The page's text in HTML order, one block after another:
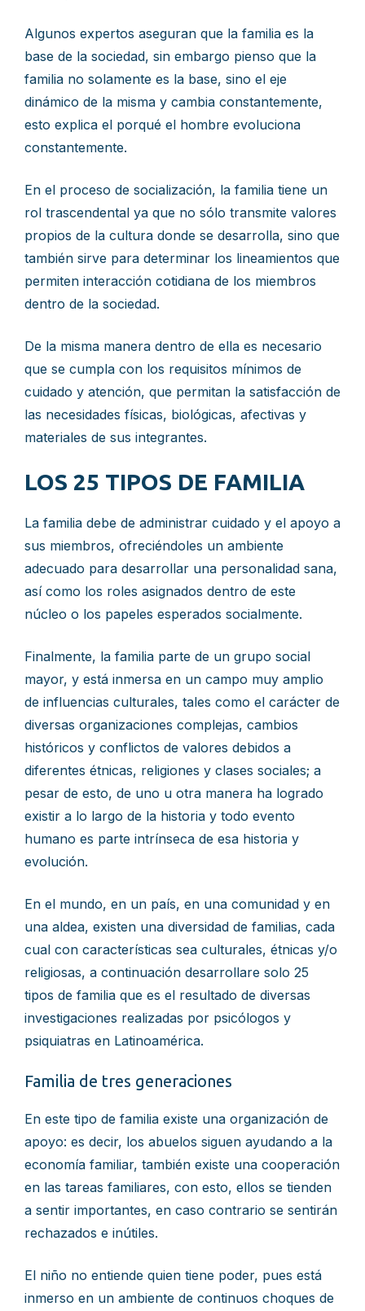
Algunos expertos aseguran que la familia es la
base de la sociedad, sin embargo pienso que la
familia no solamente es la base, sino el eje
dinámico de la misma y cambia constantemente,
esto explica el porqué el hombre evoluciona
constantemente.
En el proceso de socialización, la familia tiene un
rol trascendental ya que no sólo transmite valores
propios de la cultura donde se desarrolla, sino que
también sirve para determinar los lineamientos que
permiten interacción cotidiana de los miembros
dentro de la sociedad.
De la misma manera dentro de ella es necesario
que se cumpla con los requisitos mínimos de
cuidado y atención, que permitan la satisfacción de
las necesidades físicas, biológicas, afectivas y
materiales de sus integrantes.
LOS 25 TIPOS DE FAMILIA
La familia debe de administrar cuidado y el apoyo a
sus miembros, ofreciéndoles un ambiente
adecuado para desarrollar una personalidad sana,
así como los roles asignados dentro de este
núcleo o los papeles esperados socialmente.
Finalmente, la familia parte de un grupo social
mayor, y está inmersa en un campo muy amplio
de influencias culturales, tales como el carácter de
diversas organizaciones complejas, cambios
históricos y conflictos de valores debidos a
diferentes étnicas, religiones y clases sociales; a
pesar de esto, de uno u otra manera ha logrado
existir a lo largo de la historia y todo evento
humano es parte intrínseca de esa historia y
evolución.
En el mundo, en un país, en una comunidad y en
una aldea, existen una diversidad de familias, cada
cual con características sea culturales, étnicas y/o
religiosas, a continuación desarrollare solo 25
tipos de familia que es el resultado de diversas
investigaciones realizadas por psicólogos y
psiquiatras en Latinoamérica.
Familia de tres generaciones
En este tipo de familia existe una organización de
apoyo: es decir, los abuelos siguen ayudando a la
economía familiar, también existe una cooperación
en las tareas familiares, con esto, ellos se tienden
a sentir importantes, en caso contrario se sentirán
rechazados e inútiles.
El niño no entiende quien tiene poder, pues está
inmerso en un ambiente de continuos choques de